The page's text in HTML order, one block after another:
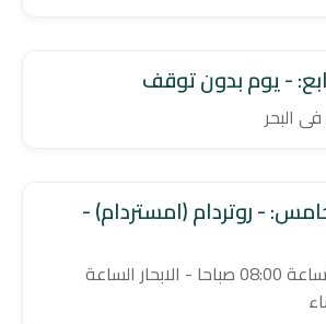
- يوم بدون توقف
البحر
- روتردام (امستردام) -
الوصول الساعة 08:00 صباحا - الابحار الساعة